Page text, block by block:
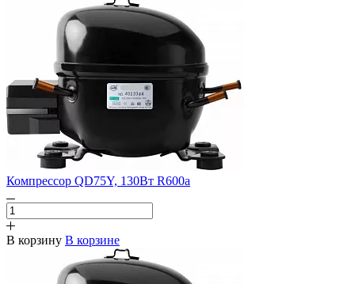
Компрессор QD75Y, 130Вт R600a
В корзину В корзине